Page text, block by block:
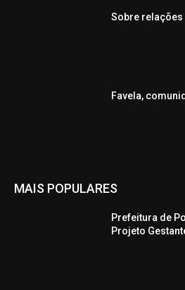
Sobre
Favela,
MAIS POPULARES
Prefeitura de
Projeto